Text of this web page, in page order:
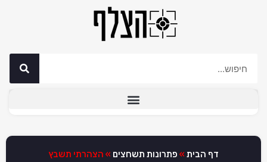
דף הבית » פתרונות תשחצים » הצהרתי תשבץ